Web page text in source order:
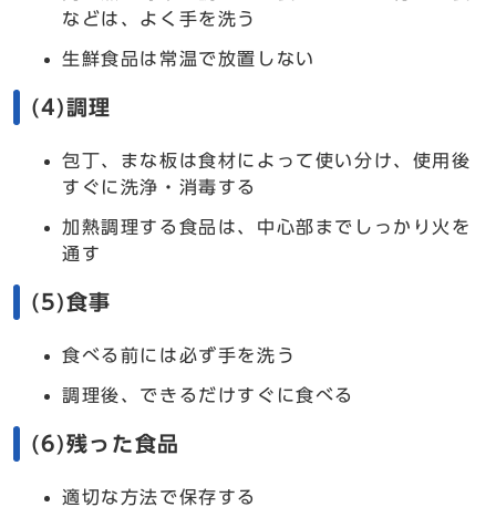
などは、よく手を洗う
生鮮食品は常温で放置しない
(4)調理
包丁、まな板は食材によって使い分け、使用後
すぐに洗浄・消毒する
加熱調理する食品は、中心部までしっかり火を
通す
(5)食事
食べる前には必ず手を洗う
調理後、できるだけすぐに食べる
(6)残った食品
適切な方法で保存する